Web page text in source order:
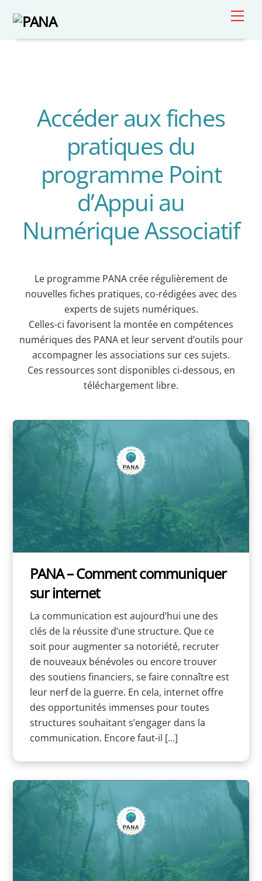
content
Accéder aux fiches
pratiques du
programme Point
d’Appui au
Numérique Associatif
Le programme PANA crée régulièrement de
nouvelles fiches pratiques, co-rédigées avec des
experts de sujets numériques.
Celles-ci favorisent la montée en compétences
numériques des PANA et leur servent d’outils pour
accompagner les associations sur ces sujets.
Ces ressources sont disponibles ci-dessous, en
téléchargement libre.
PANA – Comment communiquer
sur internet
La communication est aujourd’hui une des
clés de la réussite d’une structure. Que ce
soit pour augmenter sa notoriété, recruter
de nouveaux bénévoles ou encore trouver
des soutiens financiers, se faire connaître est
leur nerf de la guerre. En cela, internet offre
des opportunités immenses pour toutes
structures souhaitant s’engager dans la
communication. Encore faut-il […]